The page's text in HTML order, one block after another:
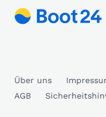
Über uns
AGB